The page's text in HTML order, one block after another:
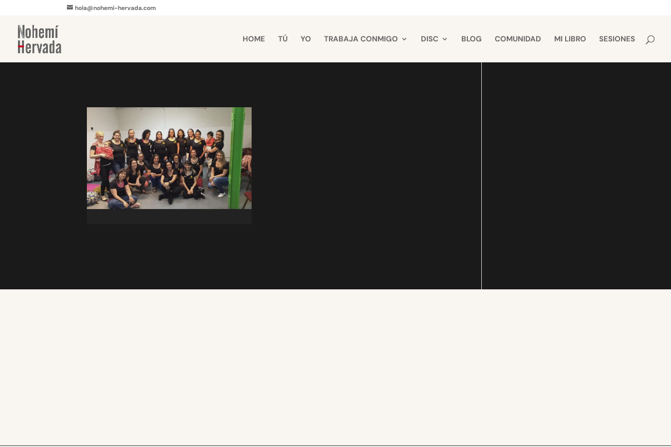
hola@nohemi-hervada.com
HOME TÚ YO TRABAJA CONMIGO DISC BLOG COMUNIDAD MI LIBRO SESIONES